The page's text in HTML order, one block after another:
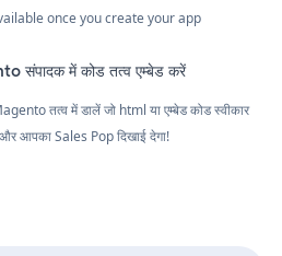
once you create your app
संपादक में कोड तत्व एम्बेड करें
तत्व में डालें जो html या एम्बेड कोड स्वीकार
आपका Sales Pop दिखाई देगा!